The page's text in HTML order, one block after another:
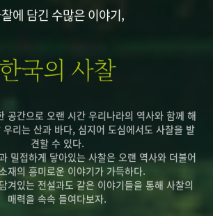
에 담긴 수많은 이야기,
한국의 사찰
공간으로 오랜 시간 우리나라의 역사와 함께 해
리는 산과 바다, 심지어 도심에서도 사찰을 발
견할 수 있다.
밀접하게 닿아있는 사찰은 오랜 역사와 더불어
재의 흥미로운 이야기가 가득하다.
겨있는 전설과도 같은 이야기들을 통해 사찰의
매력을 속속 들여다보자.